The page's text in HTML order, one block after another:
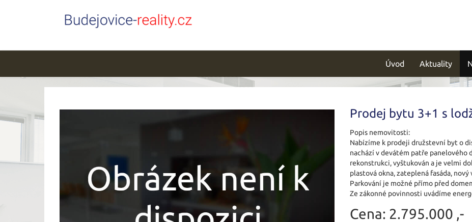
Úvod Aktuality
Prodej bytu 3+1 s
Popis nemovitosti:
Nabízíme k prodeji družstevní byt o
nachází v devátém patře panelového
rekonstrukci, vyštukován a je velmi
plastová okna, zateplená fasáda,
Parkování je možné přímo před
Ze zákonné povinnosti uvádíme
Cena: 2.795.000 ,-